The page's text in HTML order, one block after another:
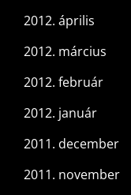
2012. április
2012. március
2012. február
2012. január
2011. december
2011. november